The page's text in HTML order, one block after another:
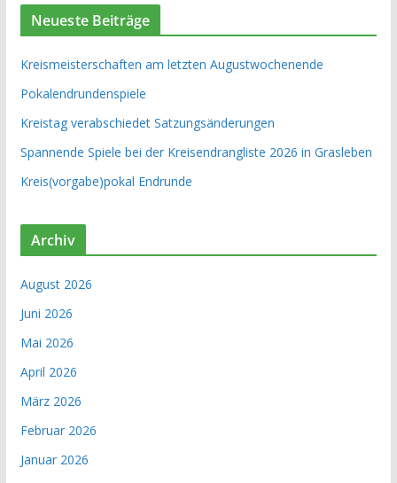
Neueste Beiträge
Kreismeisterschaften am letzten Augustwochenende
Pokalendrundenspiele
Kreistag verabschiedet Satzungsänderungen
Spannende Spiele bei der Kreisendrangliste 2026 in Grasleben
Kreis(vorgabe)pokal Endrunde
Archiv
August 2026
Juni 2026
Mai 2026
April 2026
März 2026
Februar 2026
Januar 2026